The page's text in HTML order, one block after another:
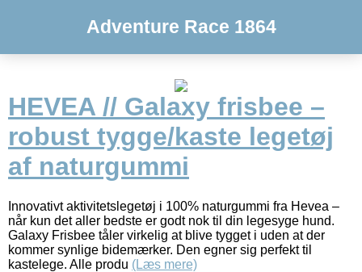
Adventure Race 1864
HEVEA // Galaxy frisbee –
robust tygge/kaste legetøj
af naturgummi
Innovativt aktivitetslegetøj i 100% naturgummi fra Hevea –
når kun det aller bedste er godt nok til din legesyge hund.
Galaxy Frisbee tåler virkelig at blive tygget i uden at der
kommer synlige bidemærker. Den egner sig perfekt til
kastelege. Alle produ (Læs mere)